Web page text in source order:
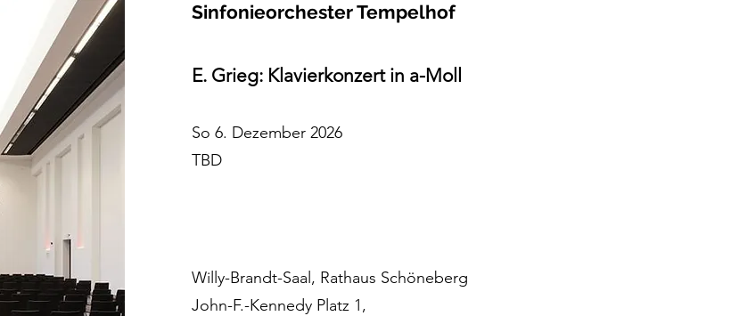
Sinfonieorchester Tempelhof
E. Grieg: Klavierkonzert in a-Moll
​So 6. Dezember 2026
TBD
Willy-Brandt-Saal, Rathaus Schöneberg
John-F.-Kennedy Platz 1,